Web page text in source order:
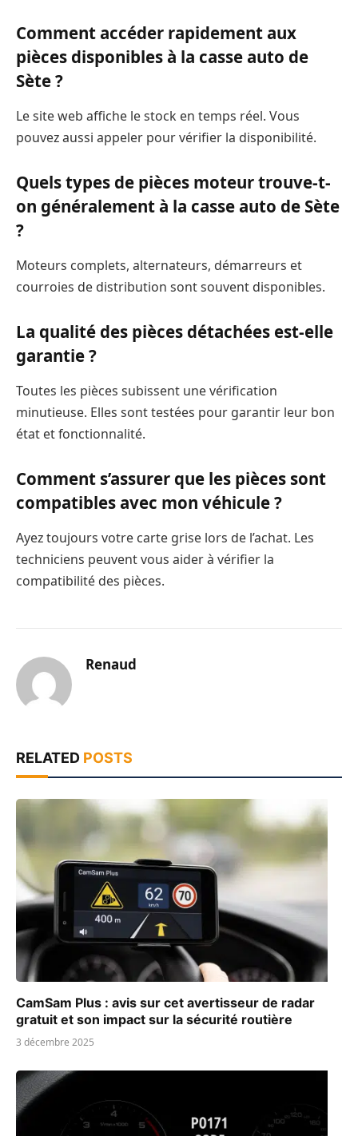
Comment accéder rapidement aux
pièces disponibles à la casse auto de
Sète ?
Le site web affiche le stock en temps réel. Vous
pouvez aussi appeler pour vérifier la disponibilité.
Quels types de pièces moteur trouve-t-
on généralement à la casse auto de Sète
?
Moteurs complets, alternateurs, démarreurs et
courroies de distribution sont souvent disponibles.
La qualité des pièces détachées est-elle
garantie ?
Toutes les pièces subissent une vérification
minutieuse. Elles sont testées pour garantir leur bon
état et fonctionnalité.
Comment s’assurer que les pièces sont
compatibles avec mon véhicule ?
Ayez toujours votre carte grise lors de l’achat. Les
techniciens peuvent vous aider à vérifier la
compatibilité des pièces.
Renaud
RELATED POSTS
CamSam Plus : avis sur cet avertisseur de radar
gratuit et son impact sur la sécurité routière
3 décembre 2025